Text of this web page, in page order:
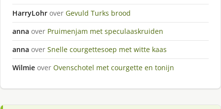
HarryLohr over Gevuld Turks brood
anna over Pruimenjam met speculaaskruiden
anna over Snelle courgettesoep met witte kaas
Wilmie over Ovenschotel met courgette en tonijn